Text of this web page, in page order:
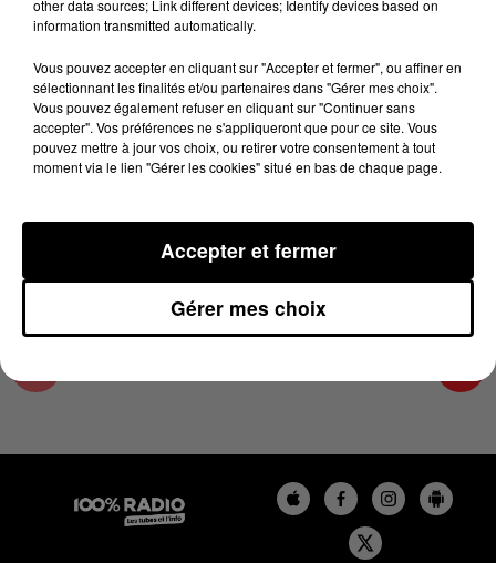
100% Radio les infos de l'Aude
29 février 2024 - 4 min 10 sec
LES INFOS DE L'AUDE DU 29/02/2024 À
08H29
Les infos de l'Aude
other data sources; Link different devices; Identify devices based on
information transmitted automatically.
Vous pouvez accepter en cliquant sur "Accepter et fermer", ou affiner en
sélectionnant les finalités et/ou partenaires dans "Gérer mes choix".
Vous pouvez également refuser en cliquant sur "Continuer sans
accepter". Vos préférences ne s'appliqueront que pour ce site. Vous
pouvez mettre à jour vos choix, ou retirer votre consentement à tout
moment via le lien "Gérer les cookies" situé en bas de chaque page.
Gérer mes choix
Accepter et fermer